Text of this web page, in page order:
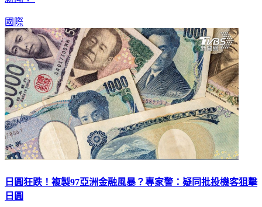
國際
日圓狂跌！複製97亞洲金融風暴？專家警：疑同批投機客狙擊
日圓